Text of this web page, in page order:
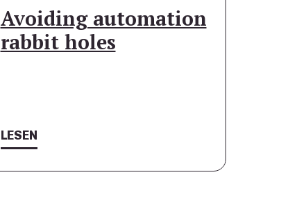
Avoiding automation
rabbit holes
LESEN